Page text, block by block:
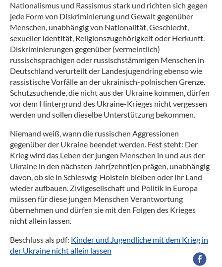
Nationalismus und Rassismus stark und richten sich gegen
jede Form von Diskriminierung und Gewalt gegenüber
Menschen, unabhängig von Nationalität, Geschlecht,
sexueller Identität, Religionszugehörigkeit oder Herkunft.
Diskriminierungen gegenüber (vermeintlich)
russischsprachigen oder russischstämmigen Menschen in
Deutschland verurteilt der Landesjugendring ebenso wie
rassistische Vorfälle an der ukrainisch-polnischen Grenze.
Schutzsuchende, die nicht aus der Ukraine kommen, dürfen
vor dem Hintergrund des Ukraine-Krieges nicht vergessen
werden und sollen dieselbe Unterstützung bekommen.
Niemand weiß, wann die russischen Aggressionen
gegenüber der Ukraine beendet werden. Fest steht: Der
Krieg wird das Leben der jungen Menschen in und aus der
Ukraine in den nächsten Jahr(zehnt)en prägen, unabhängig
davon, ob sie in Schleswig-Holstein bleiben oder ihr Land
wieder aufbauen. Zivilgesellschaft und Politik in Europa
müssen für diese jungen Menschen Verantwortung
übernehmen und dürfen sie mit den Folgen des Krieges
nicht allein lassen.
Beschluss als pdf: Kinder und Jugendliche mit dem Krieg in
der Ukraine nicht allein lassen